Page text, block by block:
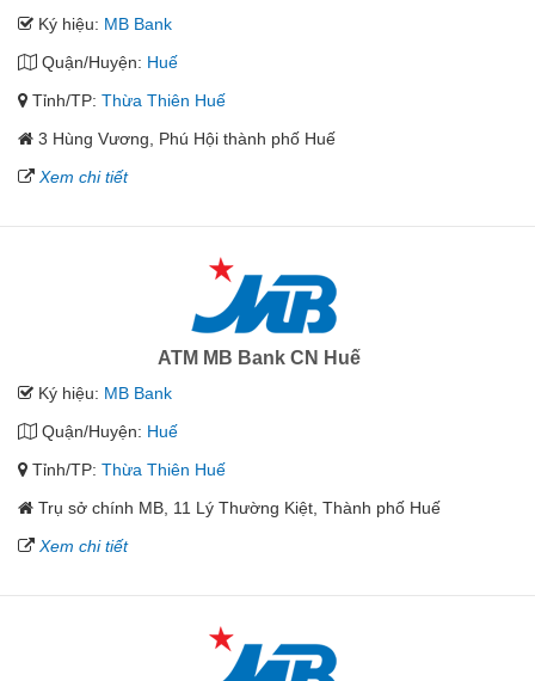
Ký hiệu: MB Bank
Quận/Huyện: Huế
Tỉnh/TP: Thừa Thiên Huế
3 Hùng Vương, Phú Hội thành phố Huế
Xem chi tiết
ATM MB Bank CN Huế
Ký hiệu: MB Bank
Quận/Huyện: Huế
Tỉnh/TP: Thừa Thiên Huế
Trụ sở chính MB, 11 Lý Thường Kiệt, Thành phố Huế
Xem chi tiết